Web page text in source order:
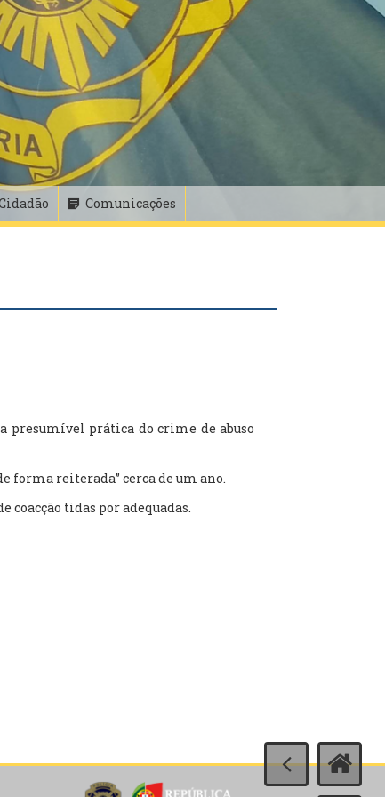
Comunicações
presumível prática do crime de abuso
forma reiterada” cerca de um ano.
tidas por adequadas.